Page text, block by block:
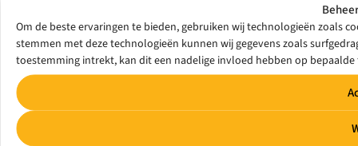
Om de beste ervaringen te bieden, gebruiken wij technologieën zoals
stemmen met deze technologieën kunnen wij gegevens zoals
toestemming intrekt, kan dit een nadelige invloed hebben op